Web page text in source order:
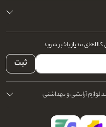
مدیاژ باخبر شوید
ثبت
لوازم آرایشی و بهداشتی